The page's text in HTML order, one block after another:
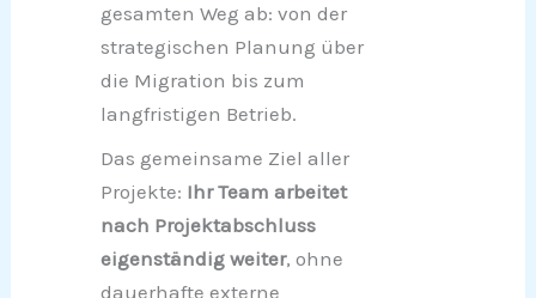
gesamten Weg ab: von der
strategischen Planung über
die Migration bis zum
langfristigen Betrieb.
Das gemeinsame Ziel aller
Projekte: Ihr Team arbeitet
nach Projektabschluss
eigenständig weiter, ohne
dauerhafte externe